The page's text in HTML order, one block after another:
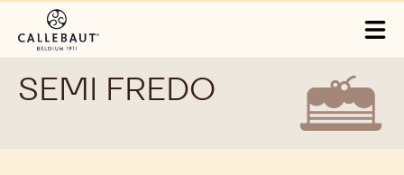
SEMI FREDO